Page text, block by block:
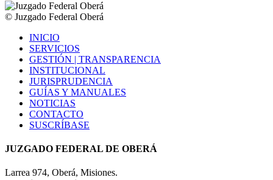
© Juzgado Federal Oberá
Close
Menu
INICIO
SERVICIOS
GESTIÓN | TRANSPARENCIA
INSTITUCIONAL
JURISPRUDENCIA
GUÍAS Y MANUALES
NOTICIAS
CONTACTO
SUSCRÍBASE
JUZGADO FEDERAL DE OBERÁ
Larrea 974, Oberá, Misiones.